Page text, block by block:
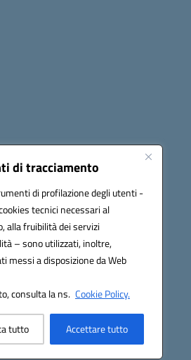
di tracciamento
di profilazione degli utenti -
tecnici necessari al
alla fruibilità dei servizi
– sono utilizzati, inoltre,
a disposizione da Web
consulta la ns. Cookie Policy.
tutto Accettare tutto